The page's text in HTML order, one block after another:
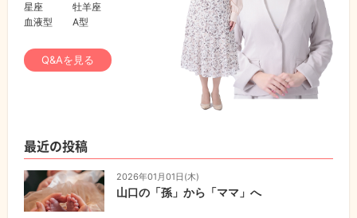
星座
牡羊座
血液型
A型
Q&Aを見る
最近の投稿
2026年01月01日(木)
山口の「孫」から「ママ」へ